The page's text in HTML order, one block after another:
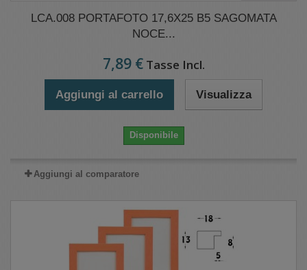
LCA.008 PORTAFOTO 17,6X25 B5 SAGOMATA
NOCE...
7,89 € Tasse Incl.
Aggiungi al carrello Visualizza
Disponibile
Aggiungi al comparatore